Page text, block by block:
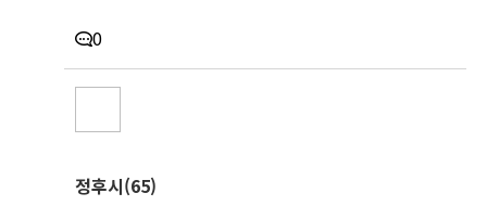
0
정후시(65)